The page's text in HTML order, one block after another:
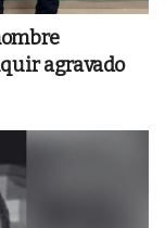
agravado